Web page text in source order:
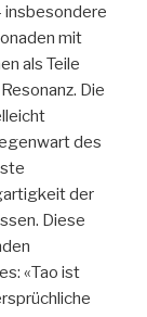
insbesondere
mit
als Teile
Die
des
der
Diese
«Tao ist